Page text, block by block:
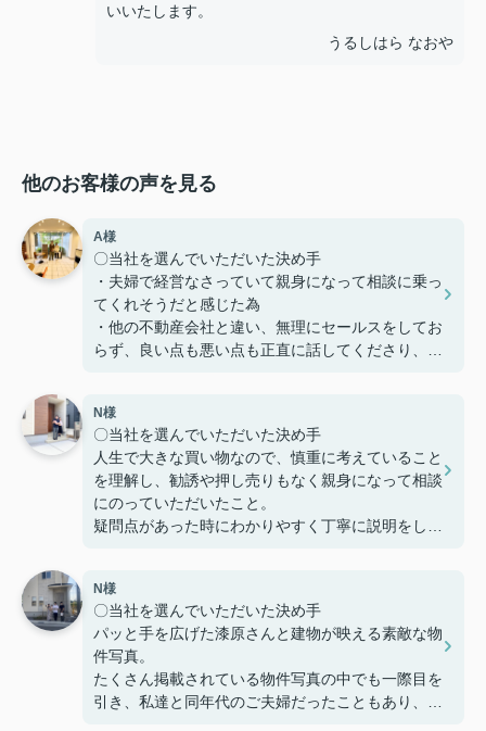
いいたします。
うるしはら なおや
他のお客様の声を見る
A様
〇当社を選んでいただいた決め手
・夫婦で経営なさっていて親身になって相談に乗っ
てくれそうだと感じた為
・他の不動産会社と違い、無理にセールスをしてお
らず、良い点も悪い点も正直に話してくださり、好
〇感じたこと、良かった点、もっとこうして欲しか
ったことなど
定期的に建築の様子を連絡いただけたり、急な質問
にも迅速に対応してくださりとても助かりました。
本当にありがとうございました。
N様
〇当社を選んでいただいた決め手
人生で大きな買い物なので、慎重に考えていること
を理解し、勧誘や押し売りもなく親身になって相談
にのっていただいたこと。
疑問点があった時にわかりやすく丁寧に説明をして
でき、納得してから家を購入できるように客の気持
ちに寄り添う姿勢から信頼できると思い、ここで購
入を決めました。
〇感じたこと、良かった点、もっとこうして欲しか
ったことなど
N様
〇当社を選んでいただいた決め手
パッと手を広げた漆原さんと建物が映える素敵な物
件写真。
たくさん掲載されている物件写真の中でも一際目を
引き、私達と同年代のご夫婦だったこともあり、こ